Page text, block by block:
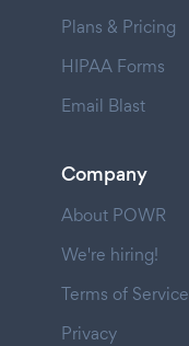
Plans & Pricing
HIPAA Forms
Email Blast
Company
About POWR
We're hiring!
Terms of Service
Privacy